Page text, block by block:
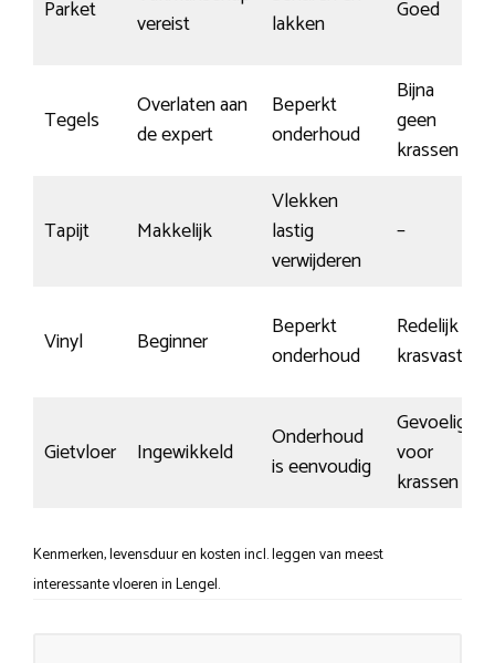
Parket
vereist
lakken
Goed
Tegels
Overlaten aan
de expert
Beperkt
onderhoud
Bijna
geen
krassen
Tapijt Makkelijk
Vlekken
lastig
verwijderen
–
Vinyl Beginner
Beperkt
onderhoud
Redelijk
krasvast
Gietvloer Ingewikkeld
Onderhoud
is eenvoudig
Gevoelig
voor
krassen
Kenmerken, levensduur en kosten incl. leggen van meest
interessante vloeren in Lengel.